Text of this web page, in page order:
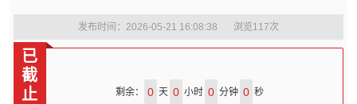
发布时间：2026-05-21 16:08:38 浏览117次
已
截
止
剩余： 0 天 0 小时 0 分钟 0 秒